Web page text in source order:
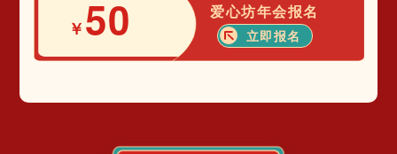
￥50 爱心坊年会报名
立即报名